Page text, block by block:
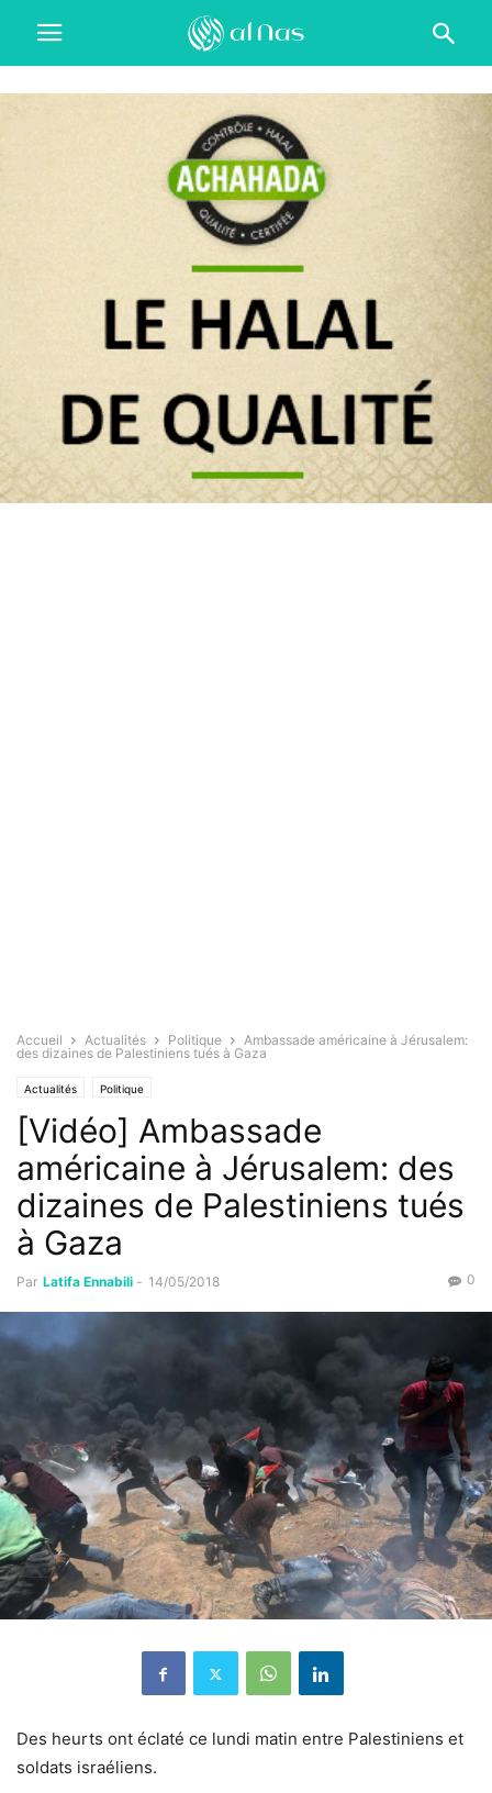
Accueil Actualités Politique
Ambassade américaine à Jérusalem:
des dizaines de Palestiniens tués à Gaza
Actualités Politique
[Vidéo] Ambassade
américaine à Jérusalem: des
dizaines de Palestiniens tués
à Gaza
Par Latifa Ennabili - 14/05/2018 0
Des heurts ont éclaté ce lundi matin entre Palestiniens et
soldats israéliens.